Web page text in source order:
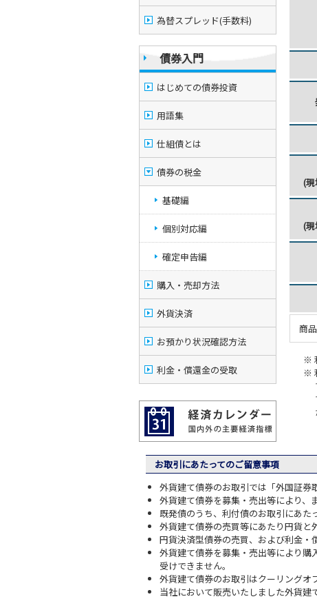
(
(
商
為替スプレッド(手数料)
債券入門
はじめての債券投資
用語集
仕組債とは
債券の税金
基礎編
個別対応編
確定申告編
購入・売却方法
外貨決済
お預かり状況確認方法
利金・償還金の受取
お取引にあたってのご留意事項
外貨建て債券のお取引では「外国証券
外貨建て債券を募集・売出等により、
既発債のうち、利付債のお取引にあた
外貨建て債券の売買等にあたり円貨と
円貨決済型債券の売買、および利金・
外貨建て債券を募集・売出等により
受けできません。
外貨建て債券のお取引はクーリングオ
当社において販売いたしました外貨建